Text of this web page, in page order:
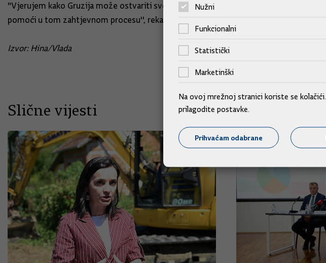
"Vjerujem kako Gruzija može ostvariti svoj strateški cilj pridruživanja obitelji EU-a.
pomoći u tom zahtjevnom procesu'', rekao je Grlić Radman na kraju predavanja.
Izvor: Hina/Vlada
Slične vijesti
Nužni
Funkcionalni
Statistički
Marketinški
Na ovoj mrežnoj stranici koriste se
prilagodite postavke.
Prihvaćam odabrane